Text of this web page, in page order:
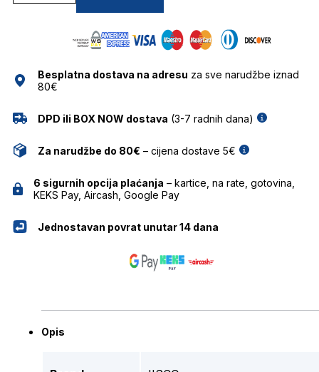
JISCO
Besplatna dostava na adresu za sve narudžbe iznad
80€
DPD ili BOX NOW dostava (3-7 radnih dana)
Za narudžbe do 80€ – cijena dostave 5€
6 sigurnih opcija plaćanja – kartice, na rate, gotovina,
KEKS Pay, Aircash, Google Pay
Jednostavan povrat unutar 14 dana
Opis